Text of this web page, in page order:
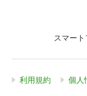
スマート
利用規約 個人